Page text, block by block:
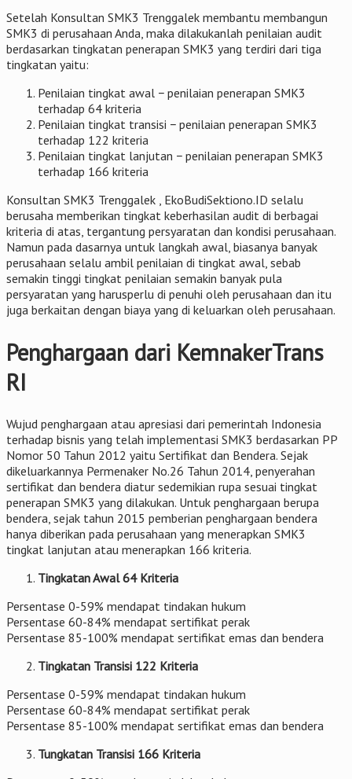
Setelah Konsultan SMK3 Trenggalek membantu membangun
SMK3 di perusahaan Anda, maka dilakukanlah penilaian audit
berdasarkan tingkatan penerapan SMK3 yang terdiri dari tiga
tingkatan yaitu:
Penilaian tingkat awal − penilaian penerapan SMK3
terhadap 64 kriteria
Penilaian tingkat transisi − penilaian penerapan SMK3
terhadap 122 kriteria
Penilaian tingkat lanjutan − penilaian penerapan SMK3
terhadap 166 kriteria
Konsultan SMK3 Trenggalek , EkoBudiSektiono.ID selalu
berusaha memberikan tingkat keberhasilan audit di berbagai
kriteria di atas, tergantung persyaratan dan kondisi perusahaan.
Namun pada dasarnya untuk langkah awal, biasanya banyak
perusahaan selalu ambil penilaian di tingkat awal, sebab
semakin tinggi tingkat penilaian semakin banyak pula
persyaratan yang harusperlu di penuhi oleh perusahaan dan itu
juga berkaitan dengan biaya yang di keluarkan oleh perusahaan.
Penghargaan dari KemnakerTrans
RI
Wujud penghargaan atau apresiasi dari pemerintah Indonesia
terhadap bisnis yang telah implementasi SMK3 berdasarkan PP
Nomor 50 Tahun 2012 yaitu Sertifikat dan Bendera. Sejak
dikeluarkannya Permenaker No.26 Tahun 2014, penyerahan
sertifikat dan bendera diatur sedemikian rupa sesuai tingkat
penerapan SMK3 yang dilakukan. Untuk penghargaan berupa
bendera, sejak tahun 2015 pemberian penghargaan bendera
hanya diberikan pada perusahaan yang menerapkan SMK3
tingkat lanjutan atau menerapkan 166 kriteria.
Tingkatan Awal 64 Kriteria
Persentase 0-59% mendapat tindakan hukum
Persentase 60-84% mendapat sertifikat perak
Persentase 85-100% mendapat sertifikat emas dan bendera
Tingkatan Transisi 122 Kriteria
Persentase 0-59% mendapat tindakan hukum
Persentase 60-84% mendapat sertifikat perak
Persentase 85-100% mendapat sertifikat emas dan bendera
Tungkatan Transisi 166 Kriteria